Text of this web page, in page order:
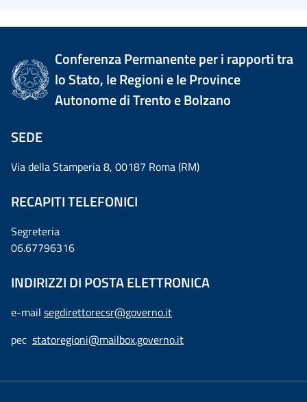
Conferenza Permanente per i rapporti tra
lo Stato, le Regioni e le Province
Autonome di Trento e Bolzano
SEDE
Via della Stamperia 8, 00187 Roma (RM)
RECAPITI TELEFONICI
Segreteria
06.67796316
INDIRIZZI DI POSTA ELETTRONICA
e-mail segdirettorecsr@governo.it
pec statoregioni@mailbox.governo.it